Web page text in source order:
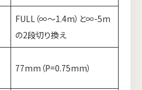
FULL（∞～1.4m）と∞-5m
の2段切り換え
77mm（P=0.75mm）